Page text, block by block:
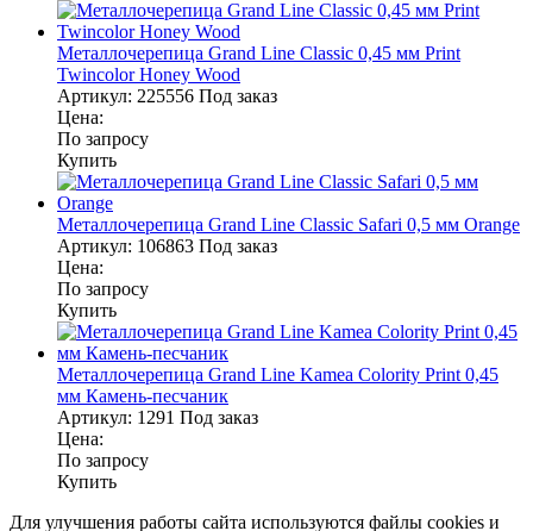
Металлочерепица Grand Line Classic 0,45 мм Print
Twincolor Honey Wood
Артикул: 225556 Под заказ
Цена:
По запросу
Купить
Металлочерепица Grand Line Classic Safari 0,5 мм Orange
Артикул: 106863 Под заказ
Цена:
По запросу
Купить
Металлочерепица Grand Line Kamea Colority Print 0,45
мм Камень-песчаник
Артикул: 1291 Под заказ
Цена:
По запросу
Купить
Для улучшения работы сайта используются файлы cookies и